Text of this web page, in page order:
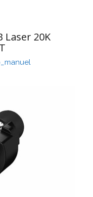
Laser 20K